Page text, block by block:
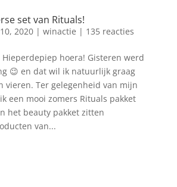
set van Rituals!
2020| winactie | 135 reacties
Hieperdepiep hoera! Gisteren werd
😉 en dat wil ik natuurlijk graag
vieren. Ter gelegenheid van mijn
een mooi zomers Rituals pakket
het beauty pakket zitten
van...